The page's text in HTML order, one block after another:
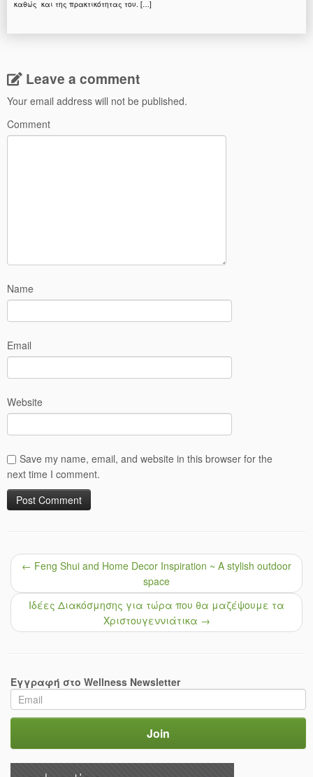
καθώς και της πρακτικότητας του. […]
Leave a comment
Your email address will not be published.
Comment
Name
Email
Website
Save my name, email, and website in this browser for the
next time I comment.
← Feng Shui and Home Decor Inspiration ~ A stylish outdoor
space
Ιδέες Διακόσμησης για τώρα που θα μαζέψουμε τα
Χριστουγεννιάτικα →
Εγγραφή στο Wellness Newsletter